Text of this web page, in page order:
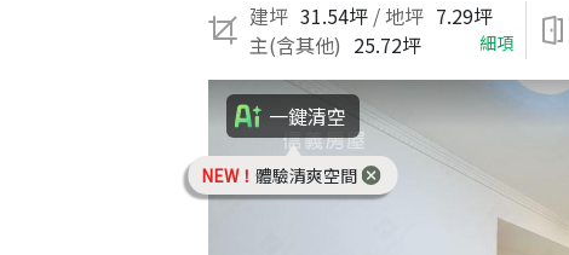
建坪 31.54坪 / 地坪 7.29坪
主(含其他) 25.72坪 細項
一鍵清空
NEW！ 體驗清爽空間